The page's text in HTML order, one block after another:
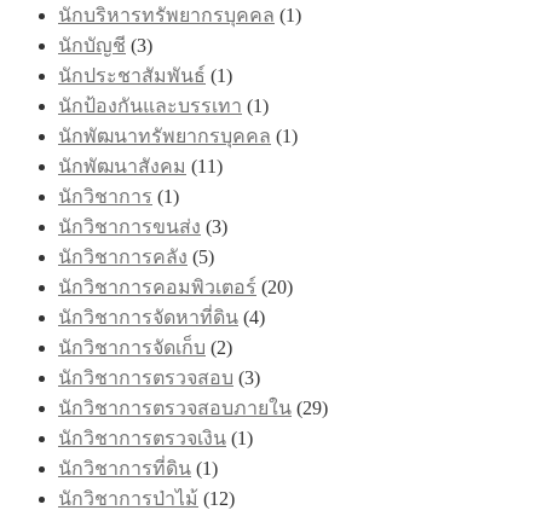
นักบริหารทรัพยากรบุคคล (1)
นักบัญชี (3)
นักประชาสัมพันธ์ (1)
นักป้องกันและบรรเทา (1)
นักพัฒนาทรัพยากรบุคคล (1)
นักพัฒนาสังคม (11)
นักวิชาการ (1)
นักวิชาการขนส่ง (3)
นักวิชาการคลัง (5)
นักวิชาการคอมพิวเตอร์ (20)
นักวิชาการจัดหาที่ดิน (4)
นักวิชาการจัดเก็บ (2)
นักวิชาการตรวจสอบ (3)
นักวิชาการตรวจสอบภายใน (29)
นักวิชาการตรวจเงิน (1)
นักวิชาการที่ดิน (1)
นักวิชาการป่าไม้ (12)